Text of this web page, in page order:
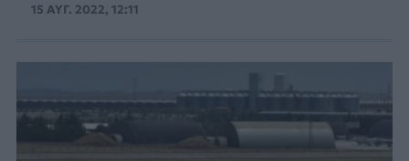
15 ΑΥΓ. 2022, 12:11